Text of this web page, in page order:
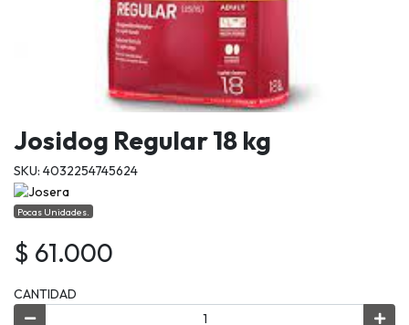
Josidog Regular 18 kg
SKU: 4032254745624
Pocas Unidades.
$ 61.000
CANTIDAD